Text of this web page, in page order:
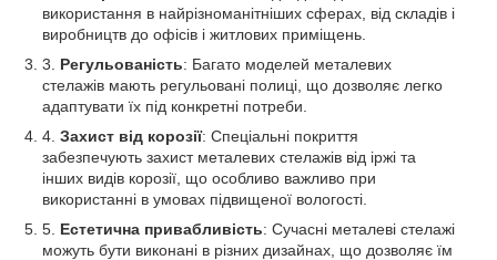
використання в найрізноманітніших сферах, від складів і
виробництв до офісів і житлових приміщень.
Регульованість: Багато моделей металевих
стелажів мають регульовані полиці, що дозволяє легко
адаптувати їх під конкретні потреби.
Захист від корозії: Спеціальні покриття
забезпечують захист металевих стелажів від іржі та
інших видів корозії, що особливо важливо при
використанні в умовах підвищеної вологості.
Естетична привабливість: Сучасні металеві стелажі
можуть бути виконані в різних дизайнах, що дозволяє їм